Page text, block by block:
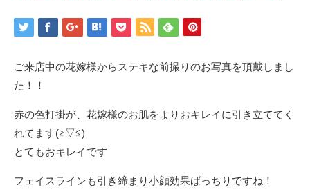
ご来店中の花嫁様からステキな前撮りのお写真を頂戴しまし
た！！
赤の色打掛が、花嫁様のお肌をよりおキレイに引き立ててく
れてます(≧▽≦)
とてもおキレイです
フェイスラインも引き締まり小顔効果ばっちりですね！